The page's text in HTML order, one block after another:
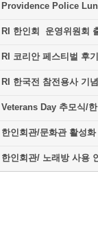
Providence Police
RI 한인회 운영위원회
RI 코리안 페스티벌 후기
RI 한국전 참전용사 기
Veterans Day 추모식/
한인회관/문화관 활성화
한인회관/ 노래방 사용